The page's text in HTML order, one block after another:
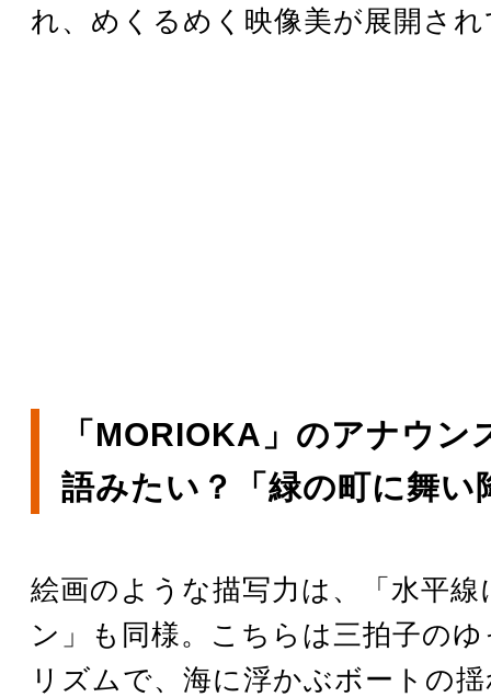
れ、めくるめく映像美が展開さ
「MORIOKA」のアナウン
語みたい？「緑の町に舞い
絵画のような描写力は、「水平
ン」も同様。こちらは三拍子の
リズムで、海に浮かぶボートの